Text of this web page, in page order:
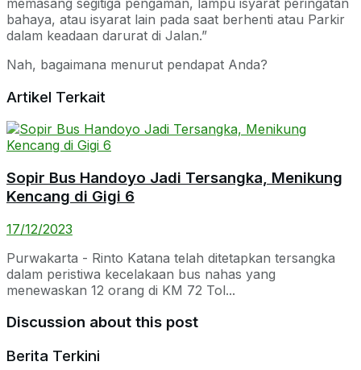
bahaya, atau isyarat lain pada saat berhenti atau Parkir
dalam keadaan darurat di Jalan.”
Nah, bagaimana menurut pendapat Anda?
Artikel Terkait
Sopir Bus Handoyo Jadi Tersangka, Menikung
Kencang di Gigi 6
17/12/2023
Purwakarta - Rinto Katana telah ditetapkan tersangka
dalam peristiwa kecelakaan bus nahas yang
menewaskan 12 orang di KM 72 Tol...
Discussion about this post
Berita Terkini